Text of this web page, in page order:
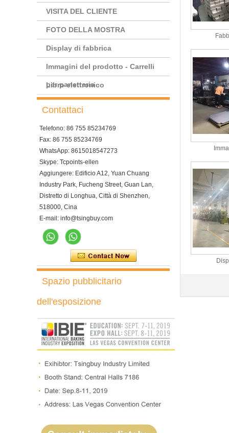
VISITA DEL CLIENTE
FOTO DELLA MOSTRA
Display di fabbrica
Immagini del prodotto - Carrelli
per panetteria
Libro elettronico
Contattaci
Telefono: 86 755 85234769
Fax: 86 755 85234769
WhatsApp: 8615018547273
Skype: Tcpoints-ellen
Aggiungere: Edificio A12, Yuan Chuang
Industry Park, Fucheng Street, Guan Lan,
Distretto di Longhua, Città di Shenzhen,
518000, Cina
E-mail: info@tsingbuy.com
Spazio pubblicitario
dell'esposizione
Forno Elettrico A Convezione
Rotante 10 Teglie Con
Lievitatore
Forno a convezione rotativa
da forno
Rotante A 5 Teglie Con